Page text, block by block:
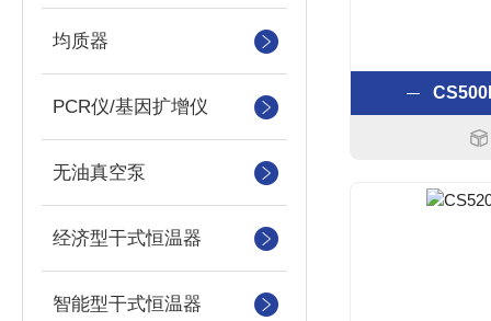
均质器
PCR仪/基因扩增仪
无油真空泵
经济型干式恒温器
智能型干式恒温器